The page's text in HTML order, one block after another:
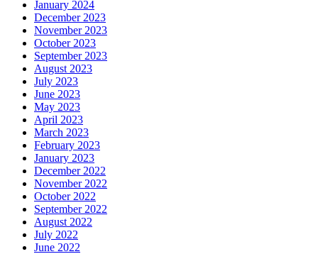
January 2024
December 2023
November 2023
October 2023
September 2023
August 2023
July 2023
June 2023
May 2023
April 2023
March 2023
February 2023
January 2023
December 2022
November 2022
October 2022
September 2022
August 2022
July 2022
June 2022